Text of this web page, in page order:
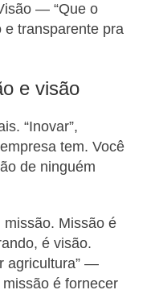
— “Que o
e transparente pra
e visão
“Inovar”,
tem. Você
de ninguém
Missão é
é visão.
agricultura” —
é fornecer